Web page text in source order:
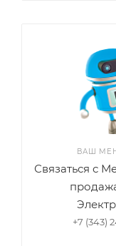
ВАШ
Связаться с
+7 (343)